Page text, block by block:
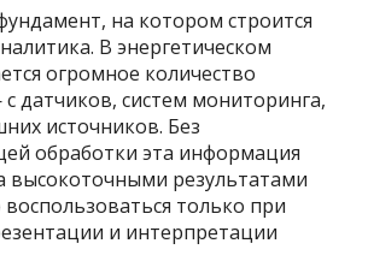
на котором строится
В энергетическом
огромное количество
датчиков, систем мониторинга,
источников. Без
обработки эта информация
высокоточными результатами
только при
и интерпретации